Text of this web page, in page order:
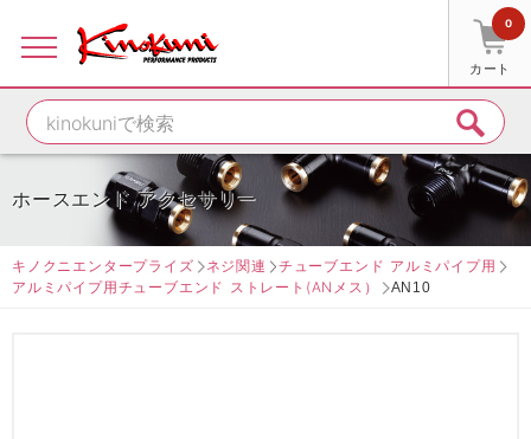
カート
0
ホースエンド アクセサリー
キノクニエンタープライズ ネジ関連
チューブエンド アルミパイプ用
アルミパイプ用チューブエンド ストレート(ANメス）
AN10